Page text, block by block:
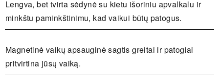
Lengva, bet tvirta sėdynė su kietu išoriniu apvalkalu ir
minkštu paminkštinimu, kad vaikui būtų patogus.
Magnetinė vaikų apsauginė sagtis greitai ir patogiai
pritvirtina jūsų vaiką.